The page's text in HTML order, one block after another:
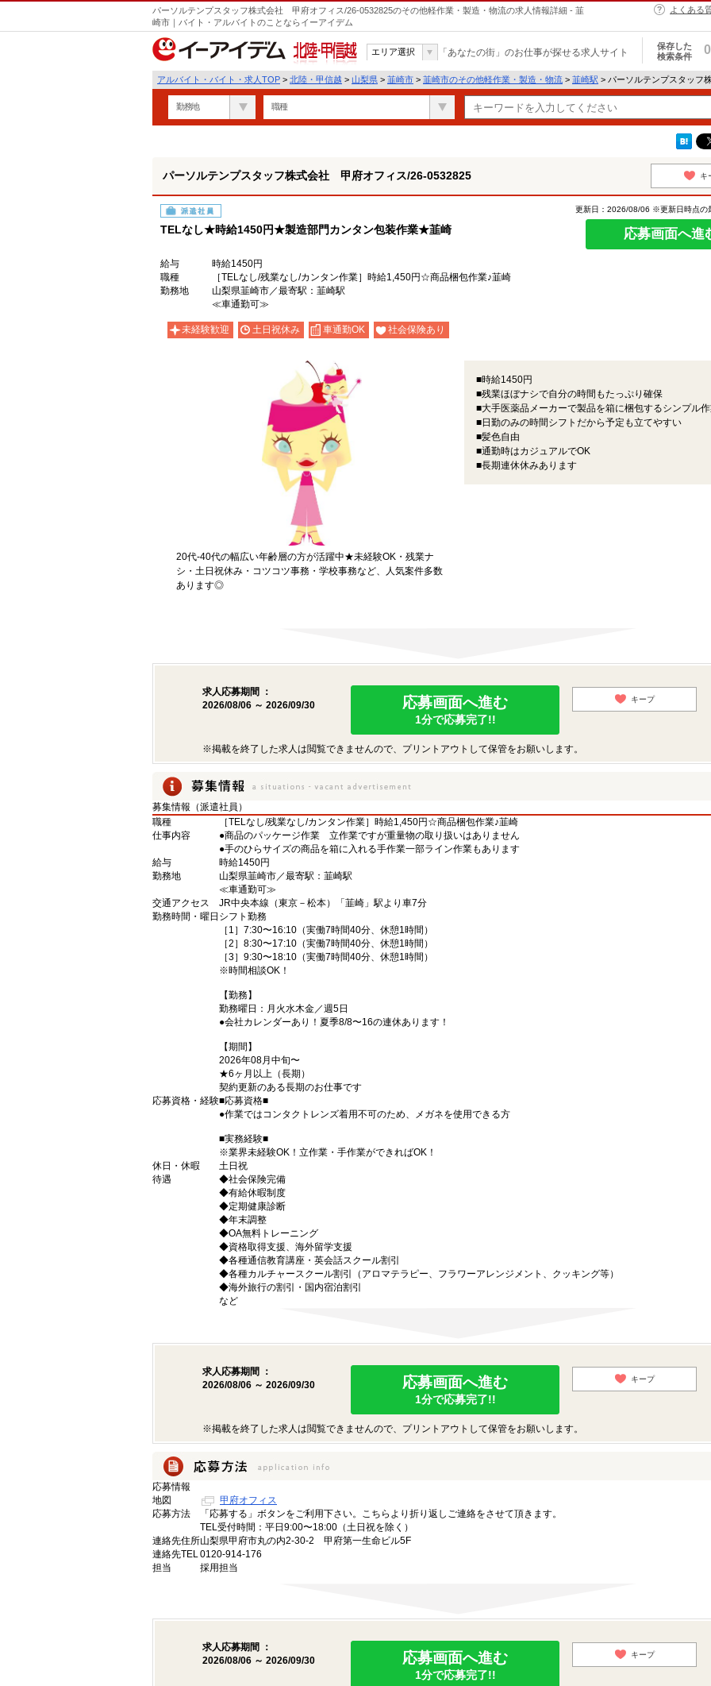
パーソルテンプスタッフ株式会社 甲府オフィス/26-0532825のその他軽作業・製造・物流の求人情報詳細 - 韮
崎市｜バイト・アルバイトのことならイーアイデム
よくある
北陸・甲信越
エリア選択 「あなたの街」のお仕事が探せる求人サイト
保存した
検索条件
0
アルバイト・バイト・求人TOP > 北陸・甲信越 > 山梨県 > 韮崎市 > 韮崎市のその他軽作業・製造・物流 > 韮崎駅 > パーソルテンプスタッフ
勤務地 職種
パーソルテンプスタッフ株式会社 甲府オフィス/26-0532825 キ
派遣社員
TELなし★時給1450円★製造部門カンタン包装作業★韮崎
更新日：2026/08/06 ※更新日時点の
応募画面へ進
給与
時給1450円
職種
［TELなし/残業なし/カンタン作業］時給1,450円☆商品梱包作業♪韮崎
勤務地
山梨県韮崎市／最寄駅：韮崎駅
≪車通勤可≫
未経験歓迎 土日祝休み 車通勤OK 社会保険あり
20代-40代の幅広い年齢層の方が活躍中★未経験OK・残業ナ
シ・土日祝休み・コツコツ事務・学校事務など、人気案件多数
あります◎
■時給1450円
■残業ほぼナシで自分の時間もたっぷり確保
■大手医薬品メーカーで製品を箱に梱包するシンプル
■日勤のみの時間シフトだから予定も立てやすい
■髪色自由
■通勤時はカジュアルでOK
■長期連休休みあります
求人応募期間 ：
2026/08/06 ～ 2026/09/30
応募画面へ進む
1分で応募完了!!
キープ
※掲載を終了した求人は閲覧できませんので、プリントアウトして保管をお願いします。
募集情報（派遣社員）
職種
［TELなし/残業なし/カンタン作業］時給1,450円☆商品梱包作業♪韮崎
仕事内容
●商品のパッケージ作業 立作業ですが重量物の取り扱いはありません
●手のひらサイズの商品を箱に入れる手作業一部ライン作業もあります
給与
時給1450円
勤務地
山梨県韮崎市／最寄駅：韮崎駅
≪車通勤可≫
交通アクセス
JR中央本線（東京－松本）「韮崎」駅より車7分
勤務時間・曜日 シフト勤務
［1］7:30〜16:10（実働7時間40分、休憩1時間）
［2］8:30〜17:10（実働7時間40分、休憩1時間）
［3］9:30〜18:10（実働7時間40分、休憩1時間）
※時間相談OK！
【勤務】
勤務曜日：月火水木金／週5日
●会社カレンダーあり！夏季8/8〜16の連休あります！
【期間】
2026年08月中旬〜
★6ヶ月以上（長期）
契約更新のある長期のお仕事です
応募資格・経験■応募資格■
●作業ではコンタクトレンズ着用不可のため、メガネを使用できる方
■実務経験■
※業界未経験OK！立作業・手作業ができればOK！
休日・休暇
土日祝
待遇
◆社会保険完備
◆有給休暇制度
◆定期健康診断
◆年末調整
◆OA無料トレーニング
◆資格取得支援、海外留学支援
◆各種通信教育講座・英会話スクール割引
◆各種カルチャースクール割引（アロマテラピー、フラワーアレンジメント、クッキング等）
◆海外旅行の割引・国内宿泊割引
など
求人応募期間 ：
2026/08/06 ～ 2026/09/30
応募画面へ進む
1分で応募完了!!
キープ
※掲載を終了した求人は閲覧できませんので、プリントアウトして保管をお願いします。
応募情報
地図
甲府オフィス
応募方法
「応募する」ボタンをご利用下さい。こちらより折り返しご連絡をさせて頂きます。
TEL受付時間：平日9:00〜18:00（土日祝を除く）
連絡先住所山梨県甲府市丸の内2-30-2 甲府第一生命ビル5F
連絡先TEL0120-914-176
担当
採用担当
求人応募期間 ：
2026/08/06 ～ 2026/09/30
応募画面へ進む
1分で応募完了!!
キープ